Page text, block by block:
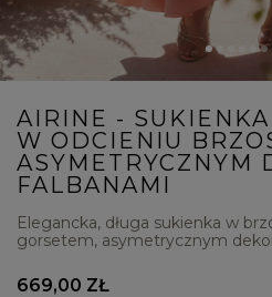
AIRINE -
W ODCIENIU
ASYMETRYCZNYM
FALBANAMI
Elegancka, długa sukienka w
gorsetem, asymetrycznym
669,00 ZŁ